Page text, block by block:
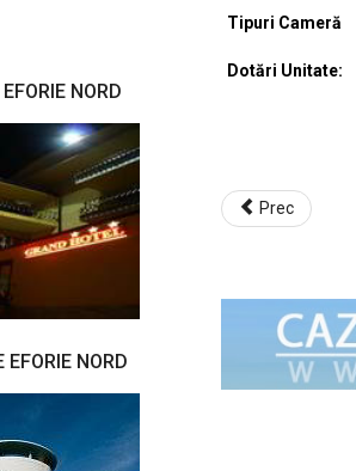
Tipuri Cameră
Dotări Unitate:
Prec
NORD
EFORIE NORD